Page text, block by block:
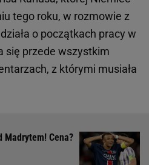
tego roku, w rozmowie z
o początkach pracy w
się przede wszystkim
z którymi musiała
Madrytem! Cena?